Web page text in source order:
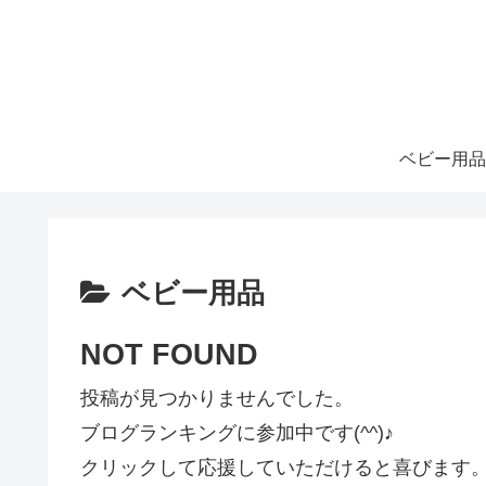
ベビー用品
ベビー用品
NOT FOUND
投稿が見つかりませんでした。
ブログランキングに参加中です(^^)♪
クリックして応援していただけると喜びます。